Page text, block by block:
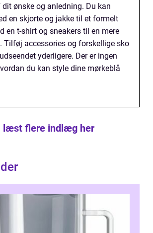
ønske og anledning. Du kan
en skjorte og jakke til et formelt
en t-shirt og sneakers til en mere
Tilføj accessories og forskellige sko
yderligere. Der er ingen
du kan style dine mørkeblå
læst flere indlæg her